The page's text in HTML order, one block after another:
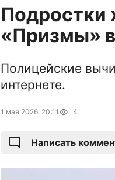
Подростки
«Призмы»
Полицейские
интернете.
1 мая 2026, 20:11 4
Написать